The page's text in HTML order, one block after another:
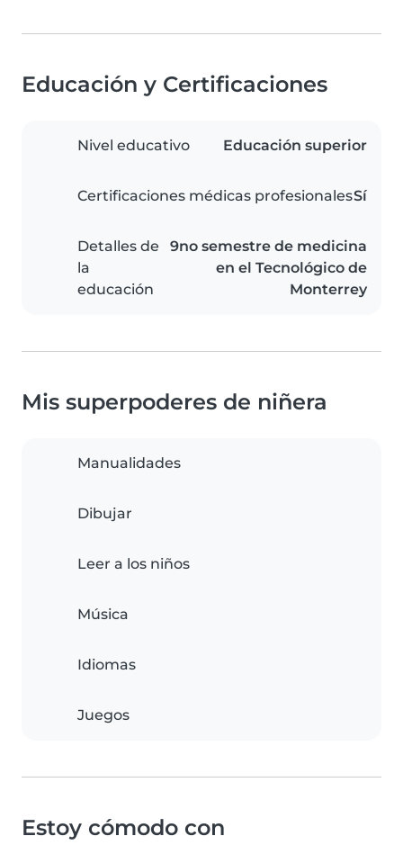
Educación y Certificaciones
Nivel educativo Educación superior
Certificaciones médicas profesionalesSí
Detalles de
la
educación
9no semestre de medicina
en el Tecnológico de
Monterrey
Mis superpoderes de niñera
Manualidades
Dibujar
Leer a los niños
Música
Idiomas
Juegos
Estoy cómodo con